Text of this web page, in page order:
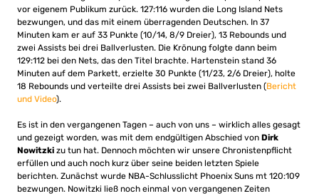
vor eigenem Publikum zurück. 127:116 wurden die Long Island Nets
bezwungen, und das mit einem überragenden Deutschen. In 37
Minuten kam er auf 33 Punkte (10/14, 8/9 Dreier), 13 Rebounds und
zwei Assists bei drei Ballverlusten. Die Krönung folgte dann beim
129:112 bei den Nets, das den Titel brachte. Hartenstein stand 36
Minuten auf dem Parkett, erzielte 30 Punkte (11/23, 2/6 Dreier), holte
18 Rebounds und verteilte drei Assists bei zwei Ballverlusten (Bericht
und Video).
Es ist in den vergangenen Tagen – auch von uns – wirklich alles gesagt
und gezeigt worden, was mit dem endgültigen Abschied von Dirk
Nowitzki zu tun hat. Dennoch möchten wir unsere Chronistenpflicht
erfüllen und auch noch kurz über seine beiden letzten Spiele
berichten. Zunächst wurde NBA-Schlusslicht Phoenix Suns mt 120:109
bezwungen. Nowitzki ließ noch einmal von vergangenen Zeiten